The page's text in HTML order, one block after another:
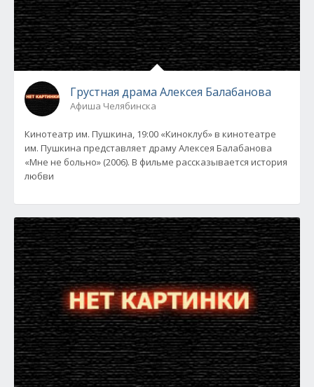
Грустная драма Алексея Балабанова
Афиша Челябинска
Кинотеатр им. Пушкина, 19:00 «Киноклуб» в кинотеатре
им. Пушкина представляет драму Алексея Балабанова
«Мне не больно» (2006). В фильме рассказывается история
любви